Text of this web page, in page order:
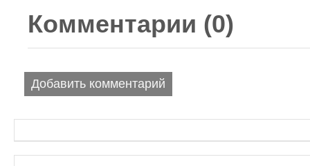
Комментарии (0)
Добавить комментарий